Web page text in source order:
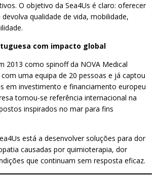
O objetivo da Sea4Us é claro: oferecer
qualidade de vida, mobilidade,
com impacto global
2013 como spinoff da NOVA Medical
uma equipa de 20 pessoas e já captou
em investimento e financiamento europeu
tornou-se referência internacional na
inspirados no mar para fins
está a desenvolver soluções para dor
causadas por quimioterapia, dor
que continuam sem resposta eficaz.